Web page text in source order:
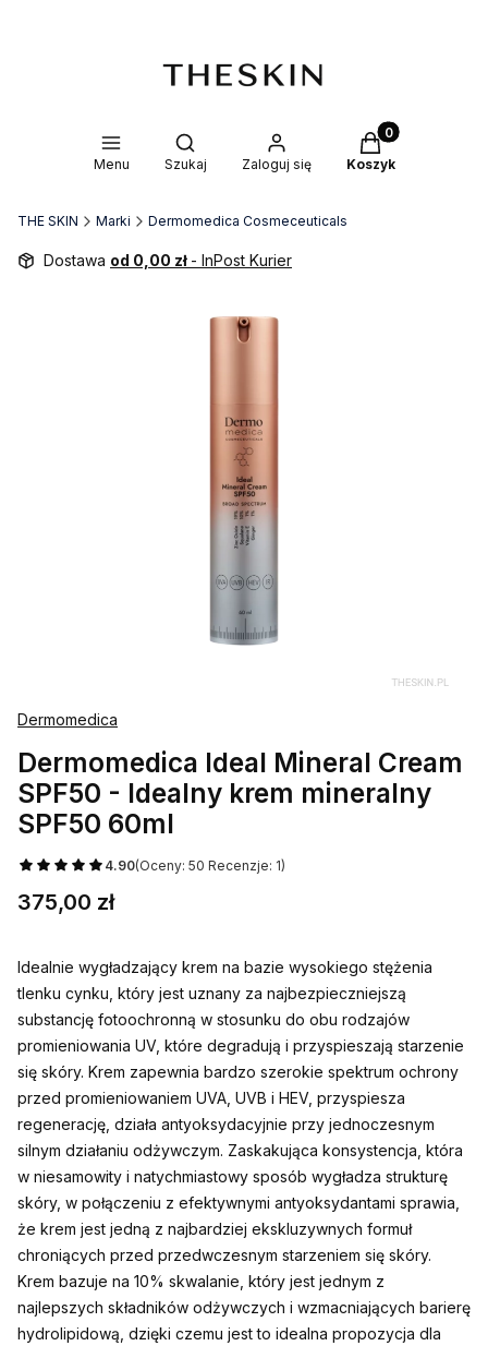
Menu
Otwórz wyszukiwarkę
Szukaj Zaloguj się
Produkty w
Koszyk
THE SKIN Marki Dermomedica Cosmeceuticals
Dostawa od 0,00 zł - InPost Kurier
Dermomedica
Dermomedica Ideal Mineral Cream
SPF50 - Idealny krem mineralny
SPF50 60ml
4.90(Oceny: 50 Recenzje: 1)
Cena
375,00 zł
Idealnie wygładzający krem na bazie wysokiego stężenia
tlenku cynku, który jest uznany za najbezpieczniejszą
substancję fotoochronną w stosunku do obu rodzajów
promieniowania UV, które degradują i przyspieszają starzenie
się skóry. Krem zapewnia bardzo szerokie spektrum ochrony
przed promieniowaniem UVA, UVB i HEV, przyspiesza
regenerację, działa antyoksydacyjnie przy jednoczesnym
silnym działaniu odżywczym. Zaskakująca konsystencja, która
w niesamowity i natychmiastowy sposób wygładza strukturę
skóry, w połączeniu z efektywnymi antyoksydantami sprawia,
że krem jest jedną z najbardziej ekskluzywnych formuł
chroniących przed przedwczesnym starzeniem się skóry.
Krem bazuje na 10% skwalanie, który jest jednym z
najlepszych składników odżywczych i wzmacniających barierę
hydrolipidową, dzięki czemu jest to idealna propozycja dla